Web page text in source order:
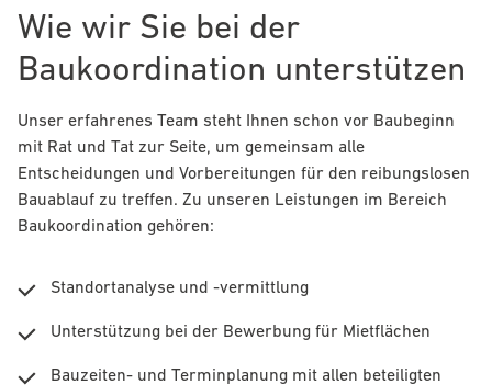
Wie wir Sie bei der
Baukoordination unterstützen
Unser erfahrenes Team steht Ihnen schon vor Baubeginn
mit Rat und Tat zur Seite, um gemeinsam alle
Entscheidungen und Vorbereitungen für den reibungslosen
Bauablauf zu treffen. Zu unseren Leistungen im Bereich
Baukoordination gehören:
Standortanalyse und -vermittlung
Unterstützung bei der Bewerbung für Mietflächen
Bauzeiten- und Terminplanung mit allen beteiligten